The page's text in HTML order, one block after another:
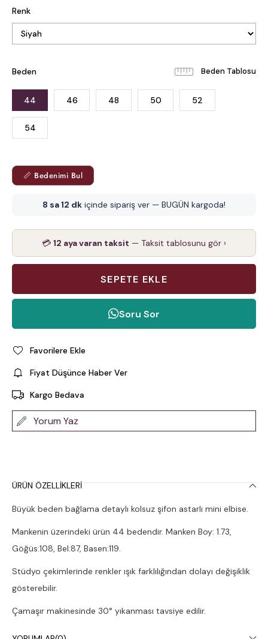
Renk
Beden Beden Tablosu
44 46 48 50 52
54
📏 Bedenimi Bul
8 sa 12 dk içinde sipariş ver — BUGÜN kargoda!
💳 12 aya varan taksit — Taksit tablosunu gör ›
Soru Sor
Favorilere Ekle
Fiyat Düşünce Haber Ver
Kargo Bedava
Yorum Yaz
ÜRÜN ÖZELLIKLERI
Büyük beden bağlama detaylı kolsuz şifon astarlı mini elbise.
Mankenin üzerindeki ürün 44 bedendir. Manken Boy: 1.73,
Göğüs:108, Bel:87, Basen:119.
Stüdyo çekimlerinde renkler ışık farklılığından dolayı değişiklik
gösterebilir.
Çamaşır makinesinde 30° yıkanması tavsiye edilir.